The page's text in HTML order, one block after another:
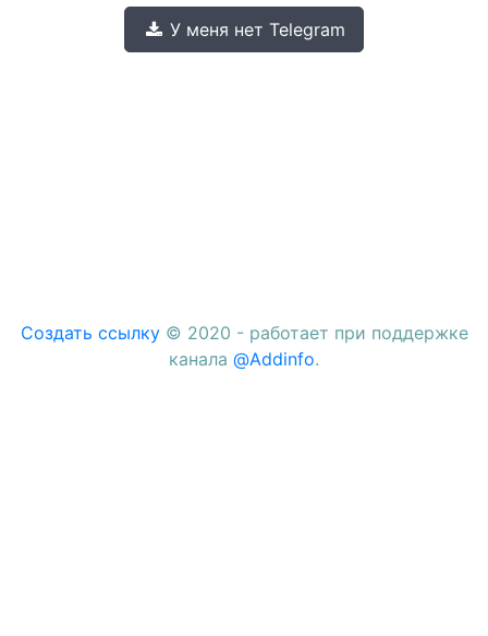
У меня нет Telegram
Создать ссылку© 2020 - работает при поддержке
канала @Addinfo.